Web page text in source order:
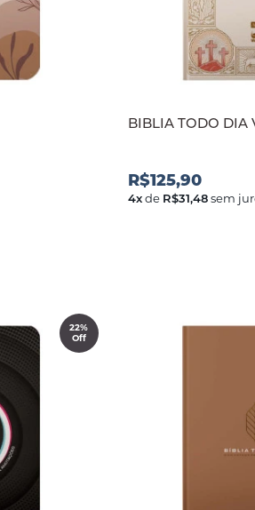
BIBLIA TODO DIA
R$125,90
4xde R$31,48sem
22%
Off